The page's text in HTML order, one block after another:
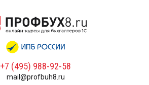
+7 (495) 988-92-58
mail@profbuh8.ru